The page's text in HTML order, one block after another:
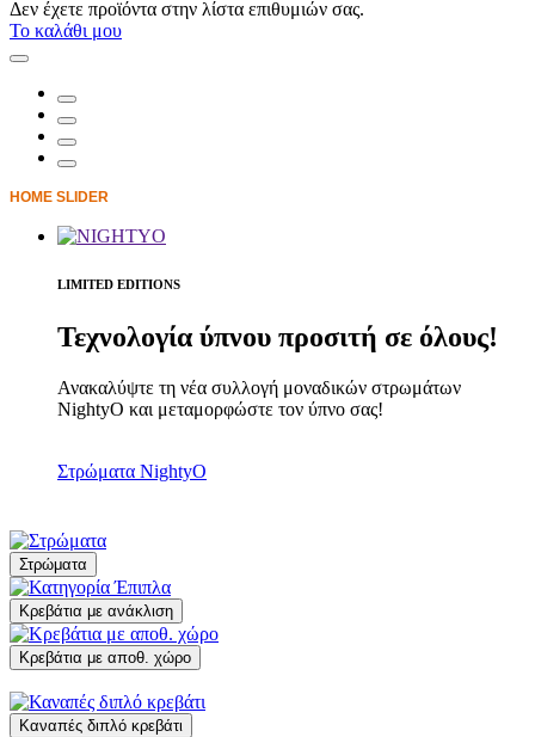
Δεν έχετε προϊόντα στην λίστα επιθυμιών σας.
Το καλάθι μου
HOME SLIDER
LIMITED EDITIONS
Τεχνολογία ύπνου προσιτή σε όλους!
Ανακαλύψτε τη νέα συλλογή μοναδικών στρωμάτων
NightyO και μεταμορφώστε τον ύπνο σας!
Στρώματα NightyO
Στρώματα
Κρεβάτια με ανάκλιση
Κρεβάτια με αποθ. χώρο
Καναπές διπλό κρεβάτι